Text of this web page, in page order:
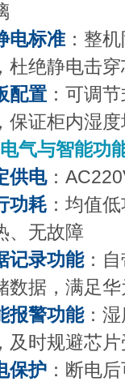
电标准 ：整
杜绝静电击
配置 ：可调
保证柜内湿
气与智能功
供电：
功耗 ：均值
、无故障
记录功能：
数据，满足
报警功能：
及时规避芯
保护 ：断电